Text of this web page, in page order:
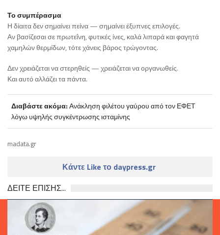
Το συμπέρασμα
Η δίαιτα δεν σημαίνει πείνα — σημαίνει έξυπνες επιλογές.
Αν βασίζεσαι σε πρωτεΐνη, φυτικές ίνες, καλά λιπαρά και φαγητά
χαμηλών θερμίδων, τότε χάνεις βάρος τρώγοντας.
Δεν χρειάζεται να στερηθείς — χρειάζεται να οργανωθείς.
Και αυτό αλλάζει τα πάντα.
Διαβάστε ακόμα:Ανάκληση φιλέτου γαύρου από τον ΕΦΕΤ
λόγω υψηλής συγκέντρωσης ισταμίνης
madata.gr
Κάντε Like το daypress.gr
ΔΕΙΤΕ ΕΠΙΣΗΣ...